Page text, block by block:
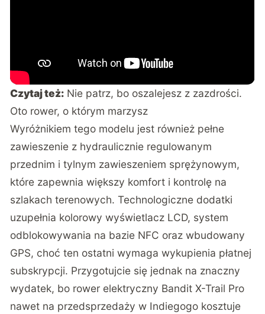
Czytaj też: Nie patrz, bo oszalejesz z zazdrości.
Oto rower, o którym marzysz
Wyróżnikiem tego modelu jest również pełne
zawieszenie z hydraulicznie regulowanym
przednim i tylnym zawieszeniem sprężynowym,
które zapewnia większy komfort i kontrolę na
szlakach terenowych. Technologiczne dodatki
uzupełnia kolorowy wyświetlacz LCD, system
odblokowywania na bazie NFC oraz wbudowany
GPS, choć ten ostatni wymaga wykupienia płatnej
subskrypcji. Przygotujcie się jednak na znaczny
wydatek, bo rower elektryczny Bandit X-Trail Pro
nawet na przedsprzedaży w Indiegogo kosztuje